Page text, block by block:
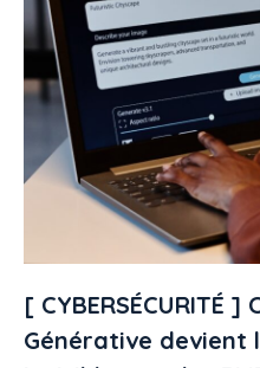
[ CYBERSÉCURITÉ ]
Générative devient